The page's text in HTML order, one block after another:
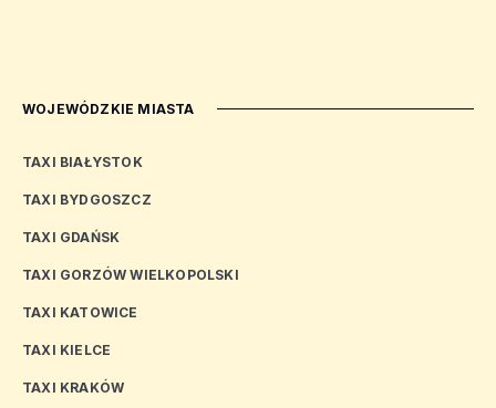
WOJEWÓDZKIE MIASTA
TAXI BIAŁYSTOK
TAXI BYDGOSZCZ
TAXI GDAŃSK
TAXI GORZÓW WIELKOPOLSKI
TAXI KATOWICE
TAXI KIELCE
TAXI KRAKÓW